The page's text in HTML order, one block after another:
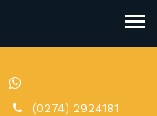
(0274) 2924181